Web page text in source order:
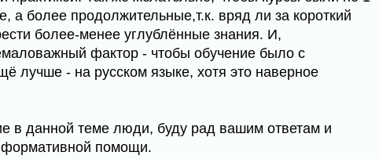
а более продолжительные,т.к. вряд ли за короткий
более-менее углублённые знания. И,
фактор - чтобы обучение было с
лучше - на русском языке, хотя это наверное
в данной теме люди, буду рад вашим ответам и
помощи.